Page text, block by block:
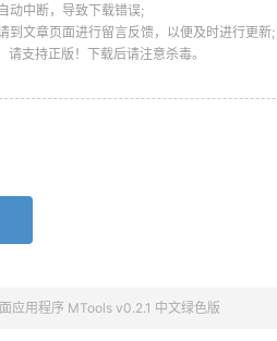
动中断，导致下载错误;
到文章页面进行留言反馈，以便及时进行更新;
支持正版！下载后请注意杀毒。
应用程序 MTools v0.2.1 中文绿色版